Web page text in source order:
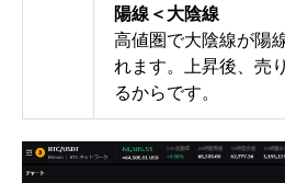
陽線＜大陰線
高値圏で大陰線が陽
れます。上昇後、売
るからです。